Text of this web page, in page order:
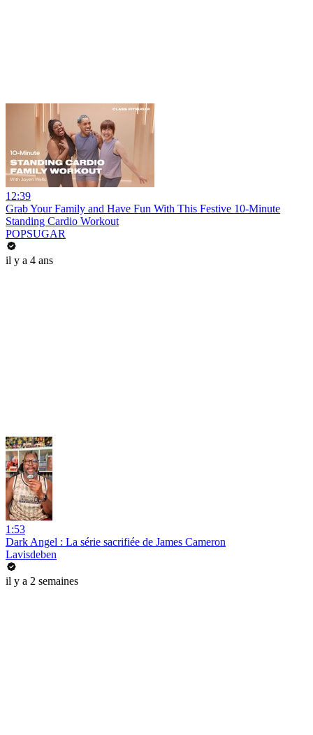
12:39
Grab Your Family and Have Fun With This Festive 10-Minute
Standing Cardio Workout
POPSUGAR
il y a 4 ans
1:53
Dark Angel : La série sacrifiée de James Cameron
Lavisdeben
il y a 2 semaines